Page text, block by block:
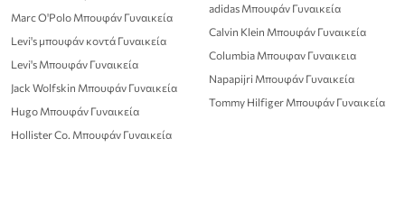
Marc O'Polo Μπουφάν Γυναικεία
Levi's μπουφάν κοντά Γυναικεία
Levi's Μπουφάν Γυναικεία
Jack Wolfskin Μπουφάν Γυναικεία
Hugo Μπουφάν Γυναικεία
Hollister Co. Μπουφάν Γυναικεία
adidas Μπουφάν Γυναικεία
Calvin Klein Μπουφάν Γυναικεία
Columbia Μπουφαν Γυναικεια
Napapijri Μπουφάν Γυναικεία
Tommy Hilfiger Μπουφάν Γυναικεία